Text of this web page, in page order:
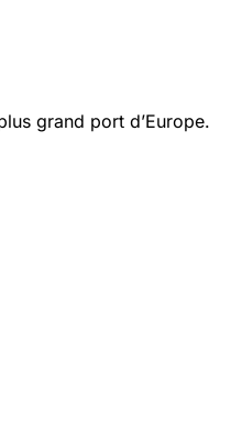
grand port d’Europe.